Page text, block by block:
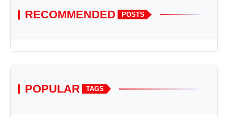
RECOMMENDED POSTS
POPULAR TAGS